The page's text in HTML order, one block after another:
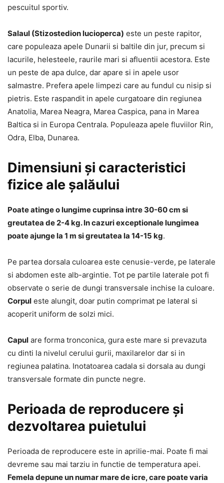
pescuitul sportiv.
Salaul (Stizostedion lucioperca) este un peste rapitor,
care populeaza apele Dunarii si baltile din jur, precum si
lacurile, helesteele, raurile mari si afluentii acestora. Este
un peste de apa dulce, dar apare si in apele usor
salmastre. Prefera apele limpezi care au fundul cu nisip si
pietris. Este raspandit in apele curgatoare din regiunea
Anatolia, Marea Neagra, Marea Caspica, pana in Marea
Baltica si in Europa Centrala. Populeaza apele fluviilor Rin,
Odra, Elba, Dunarea.
Dimensiuni și caracteristici
fizice ale șalăului
Poate atinge o lungime cuprinsa intre 30-60 cm si
greutatea de 2-4 kg. In cazuri exceptionale lungimea
poate ajunge la 1 m si greutatea la 14-15 kg.
Pe partea dorsala culoarea este cenusie-verde, pe laterale
si abdomen este alb-argintie. Tot pe partile laterale pot fi
observate o serie de dungi transversale inchise la culoare.
Corpul este alungit, doar putin comprimat pe lateral si
acoperit uniform de solzi mici.
Capul are forma tronconica, gura este mare si prevazuta
cu dinti la nivelul cerului gurii, maxilarelor dar si in
regiunea palatina. Inotatoarea cadala si dorsala au dungi
transversale formate din puncte negre.
Perioada de reproducere și
dezvoltarea puietului
Perioada de reproducere este in aprilie-mai. Poate fi mai
devreme sau mai tarziu in functie de temperatura apei.
Femela depune un numar mare de icre, care poate varia